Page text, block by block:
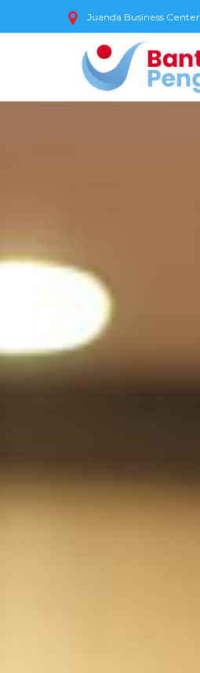
Juanda Business